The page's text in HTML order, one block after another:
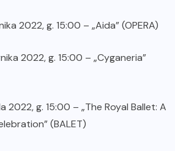
2022, g. 15:00 – „Aida” (OPERA)
2022, g. 15:00 – „Cyganeria”
2022, g. 15:00 – „The Royal Ballet: A
(BALET)